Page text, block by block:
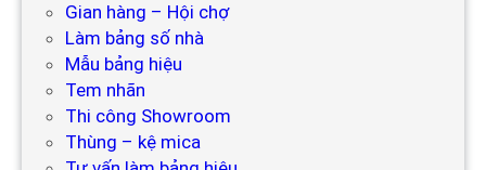
Gian hàng – Hội chợ
Làm bảng số nhà
Mẫu bảng hiệu
Tem nhãn
Thi công Showroom
Thùng – kệ mica